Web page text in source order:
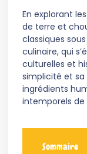
En explorant
de terre et
classiques
culinaire, qui
culturelles et
simplicité et
ingrédients
intemporels
Sommaire